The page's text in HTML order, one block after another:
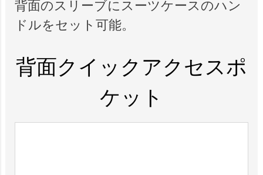
背面のスリーブにスーツケースのハン
ドルをセット可能。
背面クイックアクセスポ
ケット